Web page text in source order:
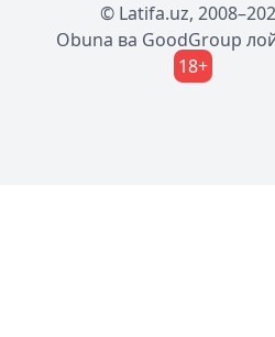
© Latifa.uz,
Obuna ва GoodGroup
18+